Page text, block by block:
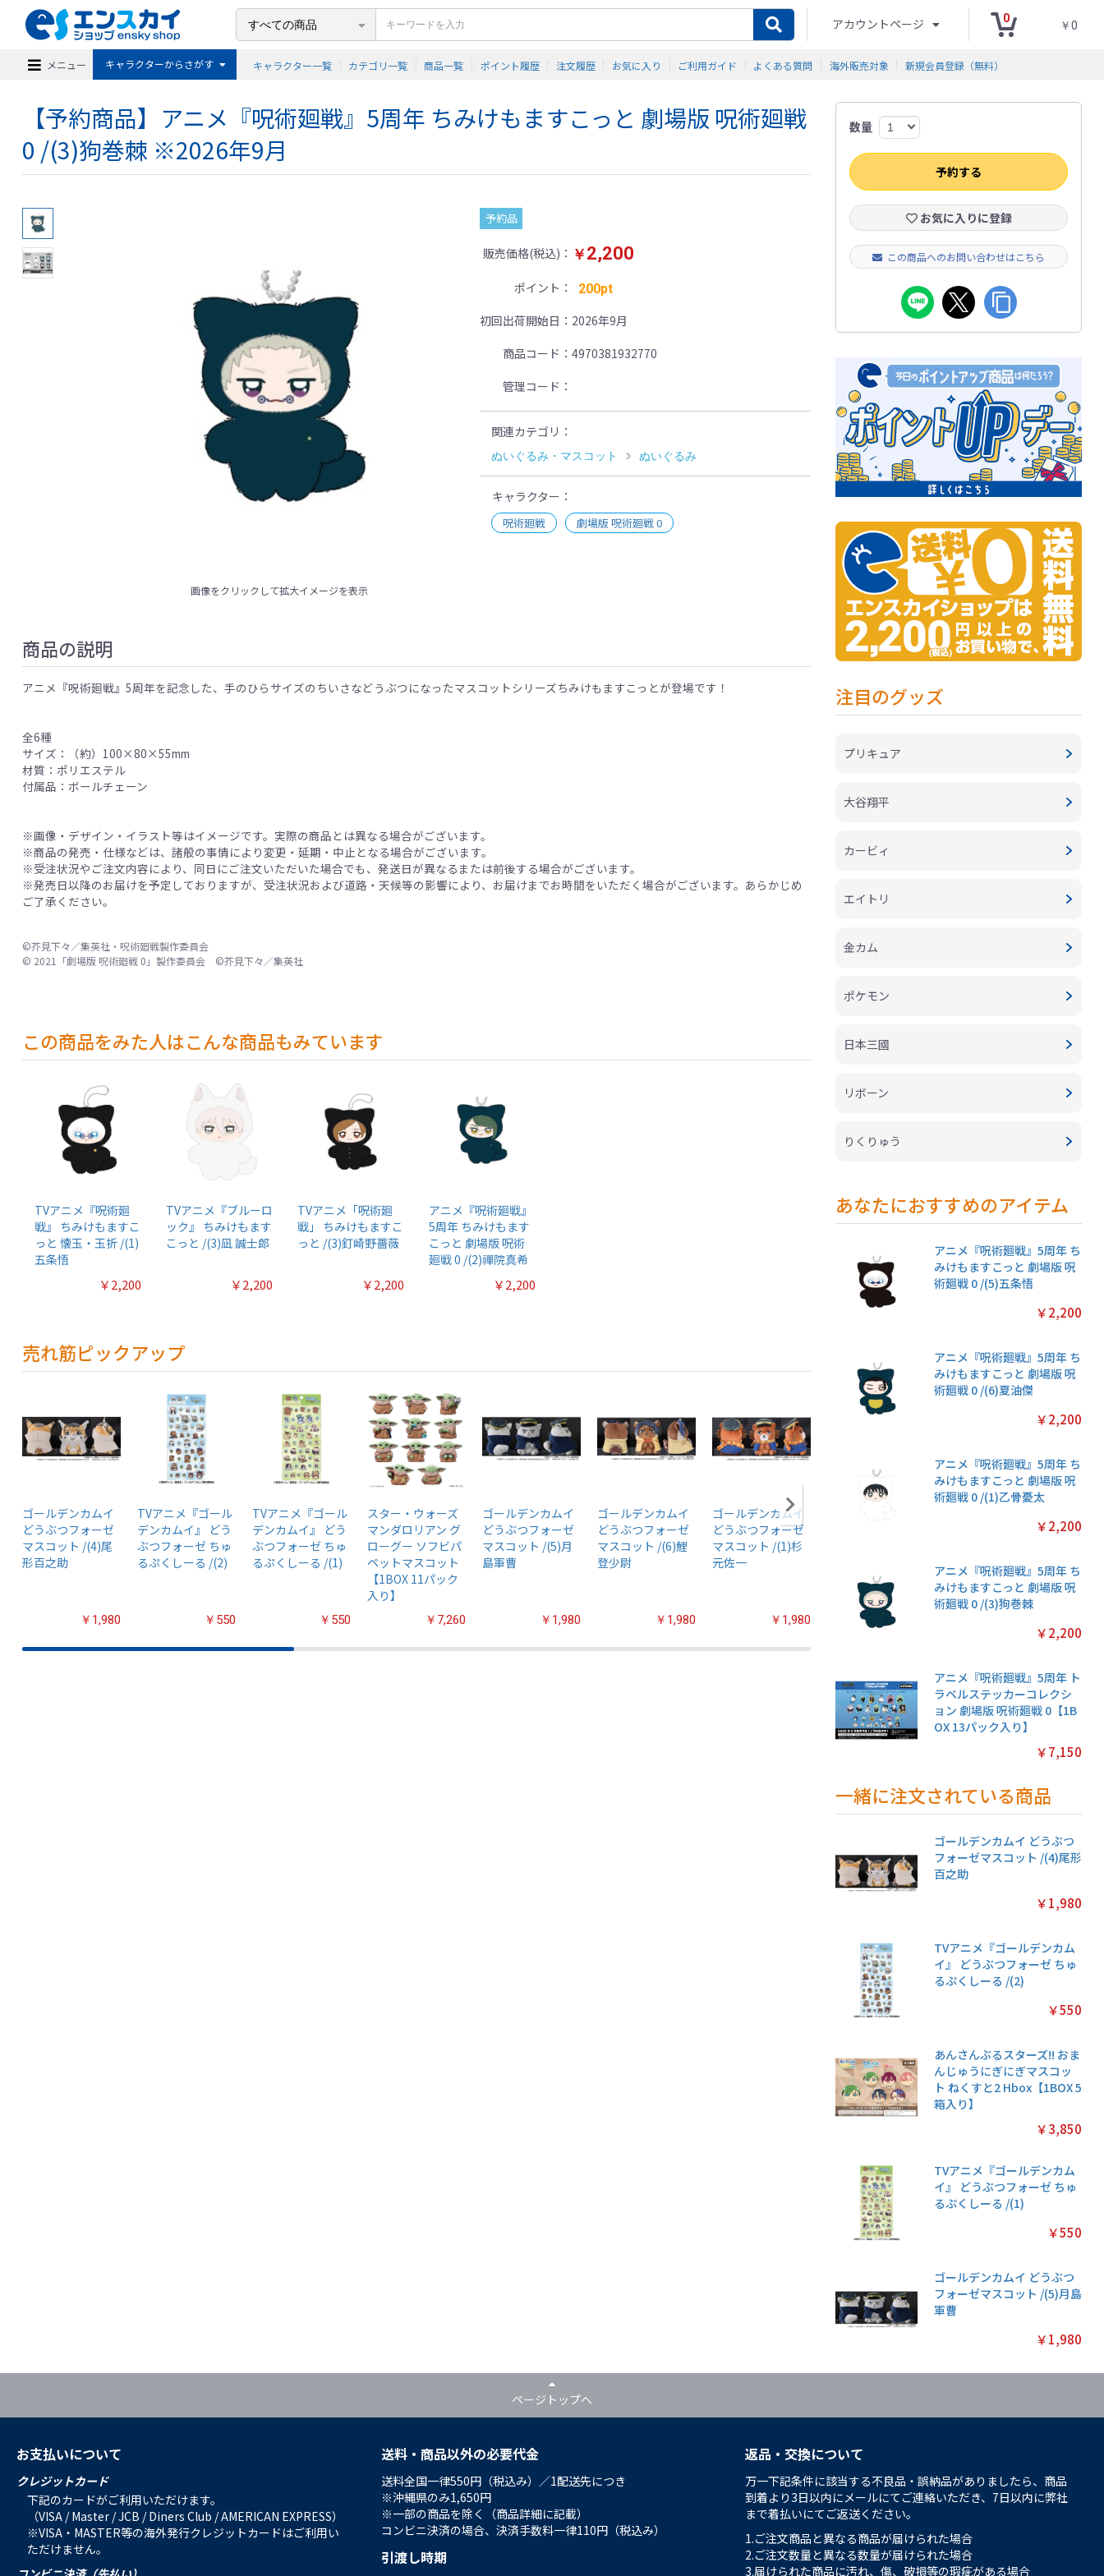
アカウントページ 0
￥0
メニュー キャラクターからさがす キャラクター一覧 カテゴリ一覧 商品一覧 ポイント履歴 注文履歴 お気に入り ご利用ガイド よくある質問 海外販売対象 新規会員登録（無料）
【予約商品】アニメ『呪術廻戦』5周年 ちみけもますこっと 劇場版 呪術廻戦
0 /(3)狗巻棘 ※2026年9月
画像をクリックして拡大イメージを表示
予約品
販売価格(税込) ￥2,200
ポイント 200pt
初回出荷開始日
2026年9月
商品コード
4970381932770
管理コード
関連カテゴリ
ぬいぐるみ・マスコット ぬいぐるみ
キャラクター
呪術廻戦 劇場版 呪術廻戦 0
商品の説明
アニメ『呪術廻戦』5周年を記念した、手のひらサイズのちいさなどうぶつになったマスコットシリーズちみけもますこっとが登場です！
全6種
サイズ：（約）100×80×55mm
材質：ポリエステル
付属品：ボールチェーン
※画像・デザイン・イラスト等はイメージです。実際の商品とは異なる場合がございます。
※商品の発売・仕様などは、諸般の事情により変更・延期・中止となる場合がございます。
※受注状況やご注文内容により、同日にご注文いただいた場合でも、発送日が異なるまたは前後する場合がございます。
※発売日以降のお届けを予定しておりますが、受注状況および道路・天候等の影響により、お届けまでお時間をいただく場合がございます。あらかじめ
ご了承ください。
©芥見下々／集英社・呪術廻戦製作委員会
© 2021「劇場版 呪術廻戦 0」製作委員会 ©芥見下々／集英社
この商品をみた人はこんな商品もみています
TVアニメ『呪術廻
戦』 ちみけもますこ
っと 懐玉・玉折 /(1)
五条悟
￥2,200
TVアニメ『ブルーロ
ック』 ちみけもます
こっと /(3)凪 誠士郎
￥2,200
TVアニメ「呪術廻
戦」 ちみけもますこ
っと /(3)釘崎野薔薇
￥2,200
アニメ『呪術廻戦』
5周年 ちみけもます
こっと 劇場版 呪術
廻戦 0 /(2)禪院真希
￥2,200
売れ筋ピックアップ
ゴールデンカムイ
どうぶつフォーゼ
マスコット /(4)尾
形百之助
￥1,980
TVアニメ『ゴール
デンカムイ』 どう
ぶつフォーゼ ちゅ
るぷくしーる /(2)
￥550
TVアニメ『ゴール
デンカムイ』 どう
ぶつフォーゼ ちゅ
るぷくしーる /(1)
￥550
スター・ウォーズ
マンダロリアン グ
ローグー ソフビパ
ペットマスコット
【1BOX 11パック
入り】
￥7,260
ゴールデンカムイ
どうぶつフォーゼ
マスコット /(5)月
島軍曹
￥1,980
ゴールデンカムイ
どうぶつフォーゼ
マスコット /(6)鯉
登少尉
￥1,980
ゴールデンカムイ
どうぶつフォーゼ
マスコット /(1)杉
元佐一
￥1,980
アニメ『僕のヒー
￥2,200
20パック入り】
クリア
常版◆【
パック
数量
予約する
お気に入りに登録
この商品へのお問い合わせはこちら
注目のグッズ
プリキュア
大谷翔平
カービィ
エイトリ
金カム
ポケモン
日本三國
リボーン
りくりゅう
あなたにおすすめのアイテム
アニメ『呪術廻戦』5周年 ち
みけもますこっと 劇場版 呪
術廻戦 0 /(5)五条悟
￥2,200
アニメ『呪術廻戦』5周年 ち
みけもますこっと 劇場版 呪
術廻戦 0 /(6)夏油傑
￥2,200
アニメ『呪術廻戦』5周年 ち
みけもますこっと 劇場版 呪
術廻戦 0 /(1)乙骨憂太
￥2,200
アニメ『呪術廻戦』5周年 ち
みけもますこっと 劇場版 呪
術廻戦 0 /(3)狗巻棘
￥2,200
アニメ『呪術廻戦』5周年 ト
ラベルステッカーコレクシ
ョン 劇場版 呪術廻戦 0【1B
OX 13パック入り】
￥7,150
一緒に注文されている商品
ゴールデンカムイ どうぶつ
フォーゼマスコット /(4)尾形
百之助
￥1,980
TVアニメ『ゴールデンカム
イ』 どうぶつフォーゼ ちゅ
るぷくしーる /(2)
￥550
あんさんぶるスターズ!! おま
んじゅうにぎにぎマスコッ
ト ねくすと2 Hbox【1BOX 5
箱入り】
￥3,850
TVアニメ『ゴールデンカム
イ』 どうぶつフォーゼ ちゅ
るぷくしーる /(1)
￥550
ゴールデンカムイ どうぶつ
フォーゼマスコット /(5)月島
軍曹
￥1,980
ページトップへ
お支払いについて
クレジットカード
下記のカードがご利用いただけます。
（VISA / Master / JCB / Diners Club / AMERICAN EXPRESS）
※VISA・MASTER等の海外発行クレジットカードはご利用い
ただけません。
送料・商品以外の必要代金
送料全国一律550円（税込み）／1配送先につき
※沖縄県のみ1,650円
※一部の商品を除く（商品詳細に記載）
コンビニ決済の場合、決済手数料一律110円（税込み）
引渡し時期
返品・交換について
万一下記条件に該当する不良品・誤納品がありましたら、商品
到着より3日以内にメールにてご連絡いただき、7日以内に弊社
まで着払いにてご返送ください。
1.ご注文商品と異なる商品が届けられた場合
2.ご注文数量と異なる数量が届けられた場合
3.届けられた商品に汚れ、傷、破損等の瑕疵がある場合